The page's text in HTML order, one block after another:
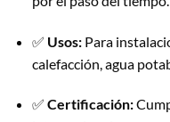
✅ Usos:Para
calefacción, agua
✅ Certificación: